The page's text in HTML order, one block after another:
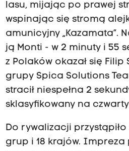
lasu, mijając po prawej
wspinając się stromą
amunicyjny „Kazamata”.
ją Monti - w 2 minuty i 55
z Polaków okazał się Filip
grupy Spica Solutions
stracił niespełna 2
sklasyfikowany na
Do rywalizacji przystąpiło
grup i 18 krajów.